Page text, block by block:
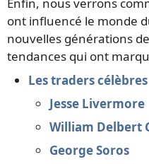
ont influencé le monde
nouvelles générations
tendances qui ont
Les traders célèbres
Jesse Livermore
William Delbert
George Soros